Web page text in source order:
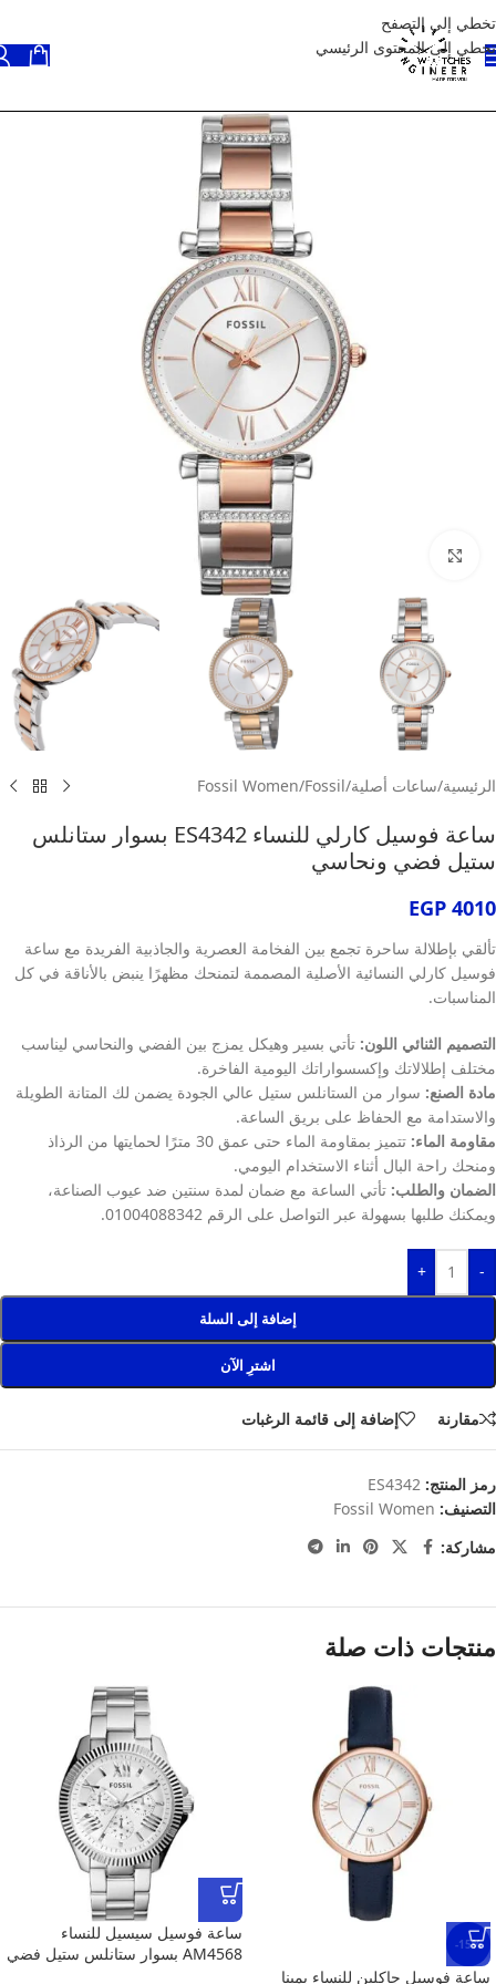
تخطي إلى التصفح
تخطي إلى المحتوى الرئيسي
الرئيسية/ساعات أصلية/
Fossil
/
Fossil Women
ساعة فوسيل كارلي للنساء ES4342 بسوار ستانلس
ستيل فضي ونحاسي
EGP 4010
تألقي بإطلالة ساحرة تجمع بين الفخامة العصرية والجاذبية الفريدة مع ساعة
فوسيل كارلي النسائية الأصلية المصممة لتمنحك مظهرًا ينبض بالأناقة في كل
المناسبات.
التصميم الثنائي اللون: تأتي بسير وهيكل يمزج بين الفضي والنحاسي ليناسب
مختلف إطلالاتك وإكسسواراتك اليومية الفاخرة.
مادة الصنع: سوار من الستانلس ستيل عالي الجودة يضمن لك المتانة الطويلة
والاستدامة مع الحفاظ على بريق الساعة.
مقاومة الماء:
تتميز بمقاومة الماء حتى عمق 30 مترًا لحمايتها من الرذاذ
ومنحك راحة البال أثناء الاستخدام اليومي.
الضمان والطلب: تأتي الساعة مع ضمان لمدة سنتين ضد عيوب الصناعة،
ويمكنك طلبها بسهولة عبر التواصل على الرقم 01004088342.
-
+
إضافة إلى السلة
اشترِ الآن
مقارنة إضافة إلى قائمة الرغبات
رمز المنتج: ES4342
التصنيف: Fossil Women
مشاركة:
منتجات ذات صلة
-15%
ساعة فوسيل جاكلين للنساء بمينا
ساعة فوسيل سيسيل للنساء
AM4568 بسوار ستانلس ستيل فضي